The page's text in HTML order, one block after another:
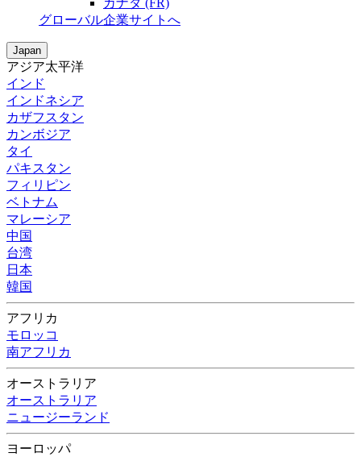
カナダ (FR)
グローバル企業サイトへ
Japan
アジア太平洋
インド
インドネシア
カザフスタン
カンボジア
タイ
パキスタン
フィリピン
ベトナム
マレーシア
中国
台湾
日本
韓国
アフリカ
モロッコ
南アフリカ
オーストラリア
オーストラリア
ニュージーランド
ヨーロッパ